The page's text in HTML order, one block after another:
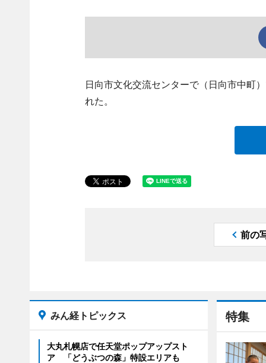
日向市文化交流センターで（日向市中町
れた。
前の
特集
みん経トピックス
大丸札幌店で任天堂ポップアップスト
ア 「どうぶつの森」特設エリアも